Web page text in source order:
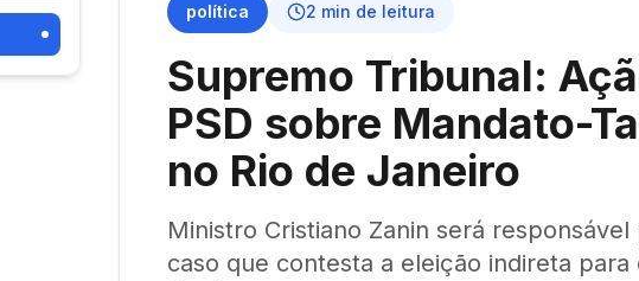
política 2 min de leitura
Supremo Tribunal:
PSD sobre Mandato-
no Rio de Janeiro
Ministro Cristiano Zanin será
caso que contesta a eleição indireta para